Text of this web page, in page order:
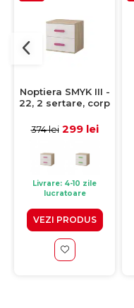
Noptiera SMYK III -
22, 2 sertare, corp
roz, 55x44x51 cm
374 lei 299 lei
Livrare: 4-10 zile
lucratoare
VEZI PRODUS